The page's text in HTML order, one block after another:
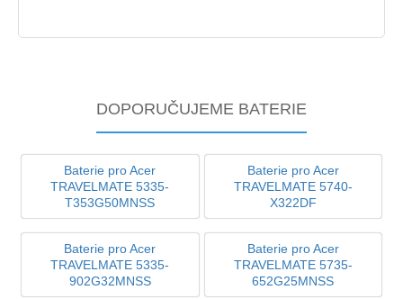
DOPORUČUJEME BATERIE
Baterie pro Acer
TRAVELMATE 5335-
T353G50MNSS
Baterie pro Acer
TRAVELMATE 5740-
X322DF
Baterie pro Acer
TRAVELMATE 5335-
902G32MNSS
Baterie pro Acer
TRAVELMATE 5735-
652G25MNSS